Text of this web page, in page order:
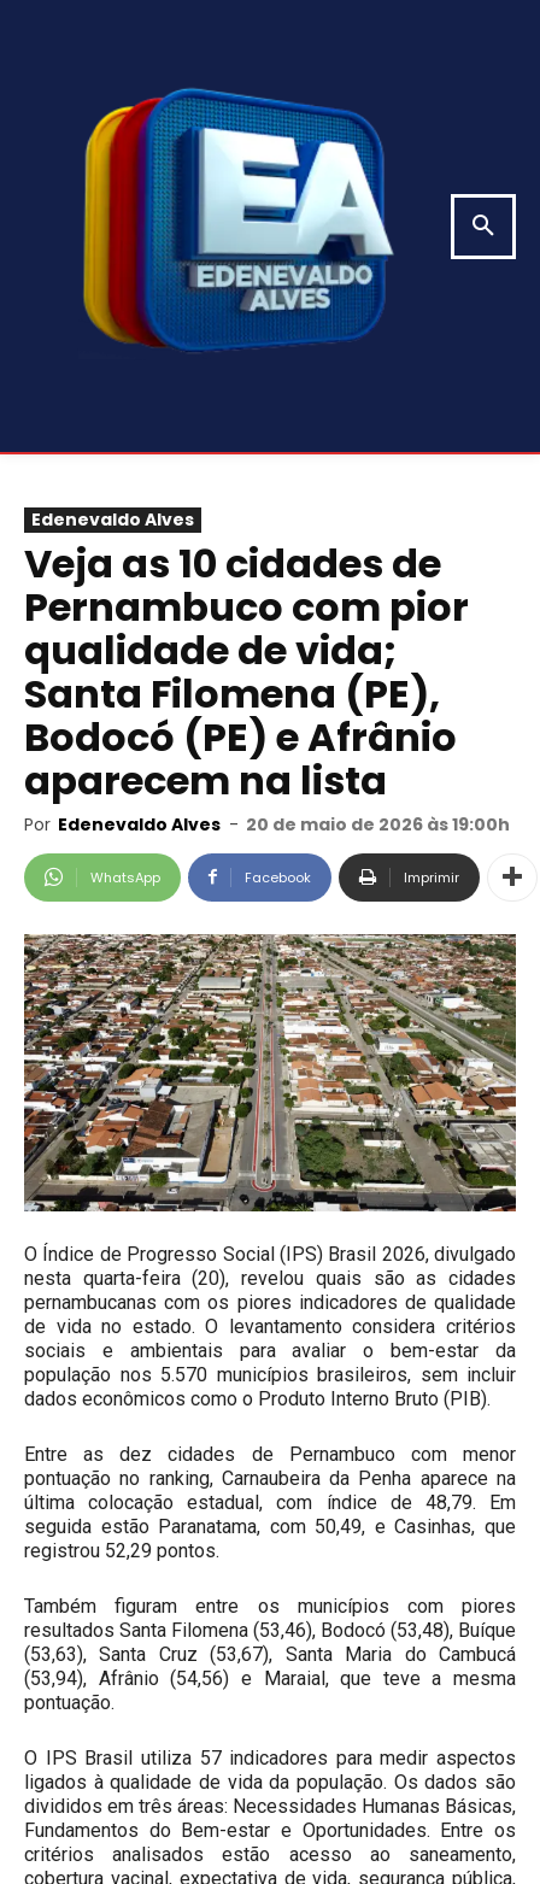
Edenevaldo Alves
Veja as 10 cidades de
Pernambuco com pior
qualidade de vida;
Santa Filomena (PE),
Bodocó (PE) e Afrânio
aparecem na lista
Por Edenevaldo Alves - 20 de maio de 2026 às 19:00h
WhatsApp Facebook Imprimir
O Índice de Progresso Social (IPS) Brasil 2026, divulgado
nesta quarta-feira (20), revelou quais são as cidades
pernambucanas com os piores indicadores de qualidade
de vida no estado. O levantamento considera critérios
sociais e ambientais para avaliar o bem-estar da
população nos 5.570 municípios brasileiros, sem incluir
dados econômicos como o Produto Interno Bruto (PIB).
Entre as dez cidades de Pernambuco com menor
pontuação no ranking, Carnaubeira da Penha aparece na
última colocação estadual, com índice de 48,79. Em
seguida estão Paranatama, com 50,49, e Casinhas, que
registrou 52,29 pontos.
Também figuram entre os municípios com piores
resultados Santa Filomena (53,46), Bodocó (53,48), Buíque
(53,63), Santa Cruz (53,67), Santa Maria do Cambucá
(53,94), Afrânio (54,56) e Maraial, que teve a mesma
pontuação.
O IPS Brasil utiliza 57 indicadores para medir aspectos
ligados à qualidade de vida da população. Os dados são
divididos em três áreas: Necessidades Humanas Básicas,
Fundamentos do Bem-estar e Oportunidades. Entre os
critérios analisados estão acesso ao saneamento,
cobertura vacinal, expectativa de vida, segurança pública,